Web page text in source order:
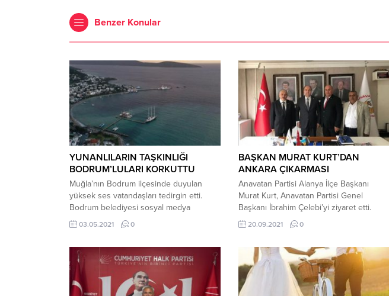
Benzer Konular
YUNANLILARIN TAŞKINLIĞI
BODRUM’LULARI KORKUTTU
Muğla’nın Bodrum ilçesinde duyulan
yüksek ses vatandaşları tedirgin etti.
Bodrum belediyesi sosyal medya
hesabından sesin Yunan Adaları’nda
yapılan Paskalya kutlamalarından
ilçesinde bir süredir duyulan yüksek
sesin Yunan Adaları’nda geldiği açıklandı.
Bodrum Belediyesi’nin
sosyal medya hesabından yapılan
03.05.2021 0
BAŞKAN MURAT KURT’DAN
ANKARA ÇIKARMASI
Anavatan Partisi Alanya İlçe Başkanı
Murat Kurt, Anavatan Partisi Genel
Başkanı İbrahim Çelebi’yi ziyaret etti.
Genel Merkez’de gerçekleşen ziyarette
Başkan Kurt, Çelebi’ye Alanya’da devam
Alanya’nın sorunları ile ilgili bilgiler verdi.
Genel Başkan Çelebi, Alanya’yı yakından
takip ettiğini ve İlçe Başkanı Kurt’un
çalışmalarından memnun olduklarını
20.09.2021 0